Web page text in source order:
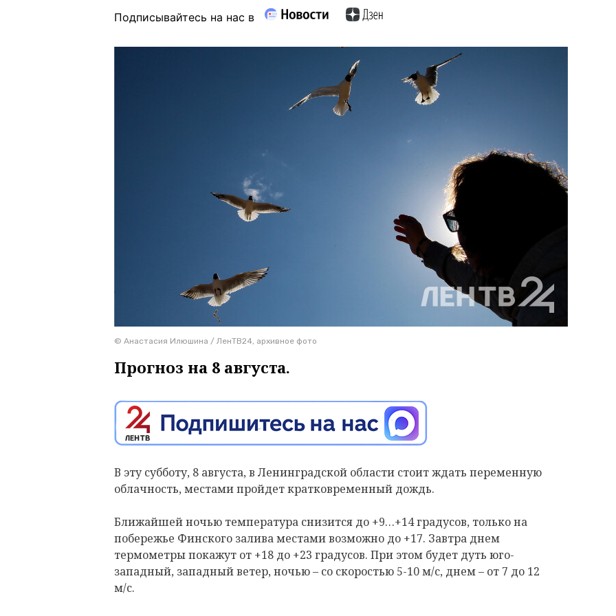
Подписывайтесь на нас в
© Анастасия Илюшина / ЛенТВ24, архивное фото
Прогноз на 8 августа.
В эту субботу, 8 августа, в Ленинградской области стоит ждать переменную
облачность, местами пройдет кратковременный дождь.
Ближайшей ночью температура снизится до +9…+14 градусов, только на
побережье Финского залива местами возможно до +17. Завтра днем
термометры покажут от +18 до +23 градусов. При этом будет дуть юго-
западный, западный ветер, ночью – со скоростью 5-10 м/с, днем – от 7 до 12
м/с.